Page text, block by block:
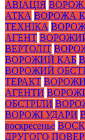
АВІАЦІЯ
АТКА ВОРОЖА
ТЕХНІКА
АГЕНТ
ВЕРТОЛІТ
ВОРОЖИЙ КАБ
ВОРОЖИЙ
ТЕРАКТ
АГЕНТИ
ОБСТРІЛИ
ВОРОЖІ УДАРИ
воскресенье
ДРУГОГО